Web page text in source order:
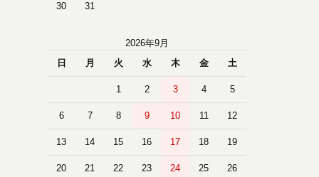
30 31
2026年9月
日
月 火 水 木 金 土
1 2 3 4 5
6 7 8 9 10 11 12
13 14 15 16 17 18 19
20 21 22 23 24 25 26